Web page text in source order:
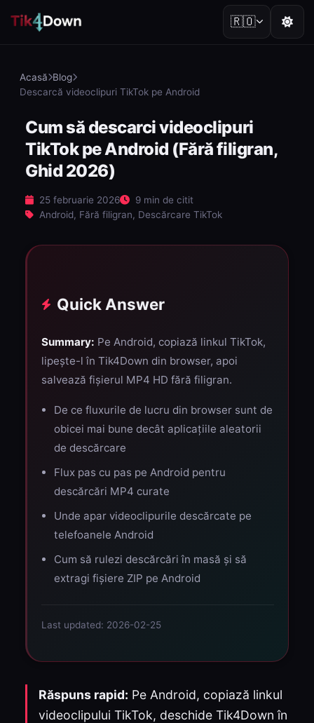
🇷🇴
Acasă Blog
Descarcă videoclipuri TikTok pe Android
Cum să descarci videoclipuri
TikTok pe Android (Fără filigran,
Ghid 2026)
25 februarie 2026
9 min de citit
Android, Fără filigran, Descărcare TikTok
Quick Answer
Summary: Pe Android, copiază linkul TikTok,
lipește-l în Tik4Down din browser, apoi
salvează fișierul MP4 HD fără filigran.
De ce fluxurile de lucru din browser sunt de
obicei mai bune decât aplicațiile aleatorii
de descărcare
Flux pas cu pas pe Android pentru
descărcări MP4 curate
Unde apar videoclipurile descărcate pe
telefoanele Android
Cum să rulezi descărcări în masă și să
extragi fișiere ZIP pe Android
Last updated: 2026-02-25
Răspuns rapid: Pe Android, copiază linkul
videoclipului TikTok, deschide Tik4Down în